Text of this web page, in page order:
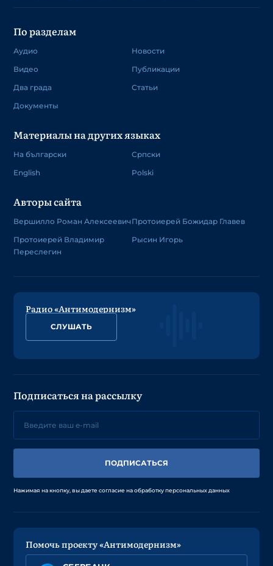
По разделам
Аудио
Видео
Два града
Документы
Новости
Публикации
Статьи
Материалы на других языках
На български
English
Српски
Polski
Авторы сайта
Вершилло Роман Алексеевич
Протоиерей Владимир
Переслегин
Протоиерей Божидар Главев
Рысин Игорь
Радио «Антимодернизм»
СЛУШАТЬ
Подписаться на рассылку
ПОДПИСАТЬСЯ
Нажимая на кнопку, вы даете согласие на обработку персональных данных
Помочь проекту «Антимодернизм»